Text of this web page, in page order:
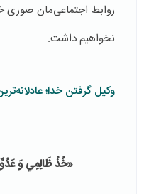
روابط اجتماعی‌مان صوری
نخواهیم داشت.
وکیل گرفتن خدا؛
«خُذْ ظَالِمِي وَ